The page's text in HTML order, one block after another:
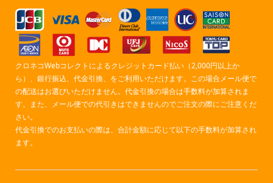
クロネコWebコレクトによるクレジットカード払い（2,000円以上か
ら）、銀行振込、代金引換、をご利用いただけます。この場合メール便で
の配送はお選びいただけません。代金引換の場合は手数料が加算されま
す。また、メール便での代引きはできませんのでご注文の際にご注意くだ
さい。
代金引換でのお支払いの際は、合計金額に応じて以下の手数料が加算され
ます。